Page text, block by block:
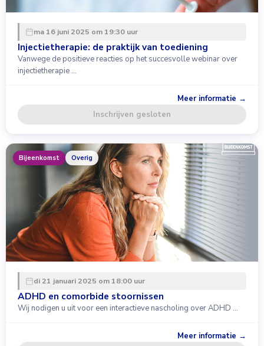
ma 16 juni 2025 om 19:30 uur
Injectietherapie: de praktijk van toediening
Vanwege de positieve reacties op het succesvolle webinar over
injectietherapie …
Meer informatie →
Inschrijven gesloten
Bijeenkomst Overig
di 21 januari 2025 om 18:00 uur
ADHD en comorbide stoornissen
Wij nodigen u uit voor een interactieve nascholing over ADHD …
Meer informatie →